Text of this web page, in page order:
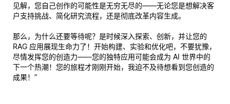
见解，您自己创作的可能性是无穷无尽的——无论您是想解决客
户支持挑战、简化研究流程，还是彻底改革内容生成。
那么，为什么还要等待呢？是时候深入探索、创新，并让您的
RAG 应用展现生命力了！开始构建、实验和优化吧，不要犹豫，
尽情发挥您的创造力——您的独特应用可能会成为 AI 世界中的
下一个热潮！您的旅程才刚刚开始，我迫不及待想看到您创造的
成果！”